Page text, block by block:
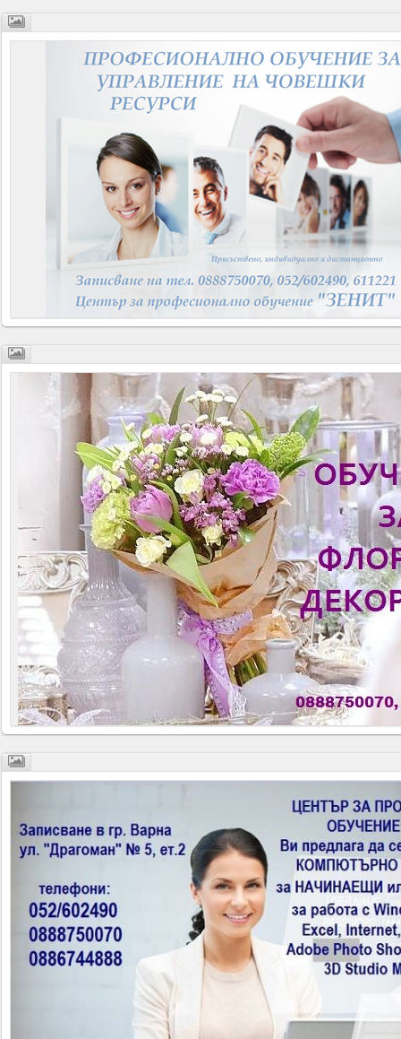
Privacy
Policy
Contact